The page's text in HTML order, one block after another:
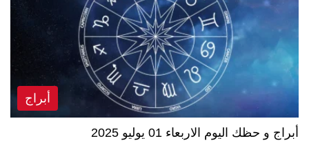
أبراج
أبراج و حظك اليوم الاربعاء 01 يوليو 2025